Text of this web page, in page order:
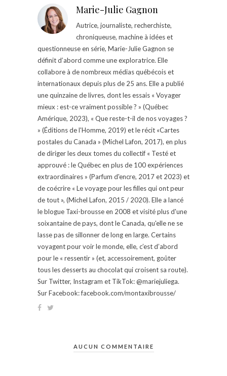
Marie-Julie Gagnon
Autrice, journaliste, recherchiste,
chroniqueuse, machine à idées et
questionneuse en série, Marie-Julie Gagnon se
définit d’abord comme une exploratrice. Elle
collabore à de nombreux médias québécois et
internationaux depuis plus de 25 ans. Elle a publié
une quinzaine de livres, dont les essais « Voyager
mieux : est-ce vraiment possible ? » (Québec
Amérique, 2023), « Que reste-t-il de nos voyages ?
» (Éditions de l'Homme, 2019) et le récit «Cartes
postales du Canada » (Michel Lafon, 2017), en plus
de diriger les deux tomes du collectif « Testé et
approuvé : le Québec en plus de 100 expériences
extraordinaires » (Parfum d'encre, 2017 et 2023) et
de coécrire « Le voyage pour les filles qui ont peur
de tout », (Michel Lafon, 2015 / 2020). Elle a lancé
le blogue Taxi-brousse en 2008 et visité plus d'une
soixantaine de pays, dont le Canada, qu'elle ne se
lasse pas de sillonner de long en large. Certains
voyagent pour voir le monde, elle, c’est d’abord
pour le « ressentir » (et, accessoirement, goûter
tous les desserts au chocolat qui croisent sa route).
Sur Twitter, Instagram et TikTok: @mariejuliega.
Sur Facebook: facebook.com/montaxibrousse/
AUCUN COMMENTAIRE